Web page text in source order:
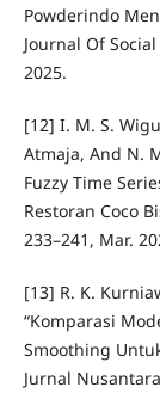
Powderindo
Journal Of
2025.
[12] I. M. S.
Atmaja, And N.
Fuzzy Time
Restoran Coco
233–241, Mar.
[13] R. K.
“Komparasi
Smoothing
Jurnal